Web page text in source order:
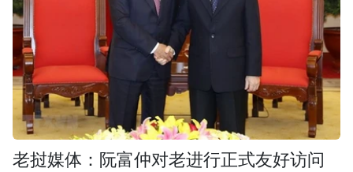
老挝媒体：阮富仲对老进行正式友好访问